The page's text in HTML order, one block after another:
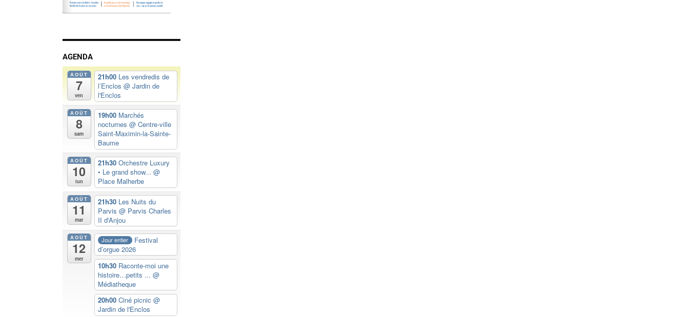
AGENDA
AOÛT
7
ven
21h00 Les vendredis de
l’Enclos @ Jardin de
l'Enclos
AOÛT
8
sam
19h00 Marchés
nocturnes @ Centre-ville
Saint-Maximin-la-Sainte-
Baume
AOÛT
10
lun
21h30 Orchestre Luxury
• Le grand show... @
Place Malherbe
AOÛT
11
mar
21h30 Les Nuits du
Parvis @ Parvis Charles
II d'Anjou
AOÛT
12
mer
Jour entier
Festival
d’orgue 2026
10h30 Raconte-moi une
histoire…petits ... @
Médiatheque
20h00 Ciné picnic @
Jardin de l'Enclos